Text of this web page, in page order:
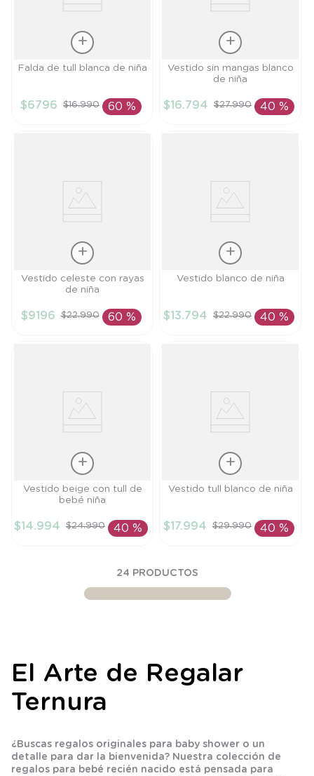
Talla
AÑADIR AL
Falda de tull blanca de niña
$6796 $16.990 60 %
Talla
AÑADIR AL
Vestido sin mangas blanco
de niña
$16.794 $27.990 40 %
Talla
AÑADIR AL
Vestido celeste con rayas
de niña
$9196 $22.990 60 %
Talla
AÑADIR AL
Vestido blanco de niña
$13.794 $22.990 40 %
Talla
AÑADIR AL
Vestido beige con tull de
bebé niña
$14.994 $24.990 40 %
Talla
AÑADIR AL
Vestido tull blanco de niña
$17.994 $29.990 40 %
24 PRODUCTOS
El Arte de Regalar
Ternura
¿Buscas regalos originales para baby shower o un
detalle para dar la bienvenida? Nuestra colección de
regalos para bebé recién nacido está pensada para